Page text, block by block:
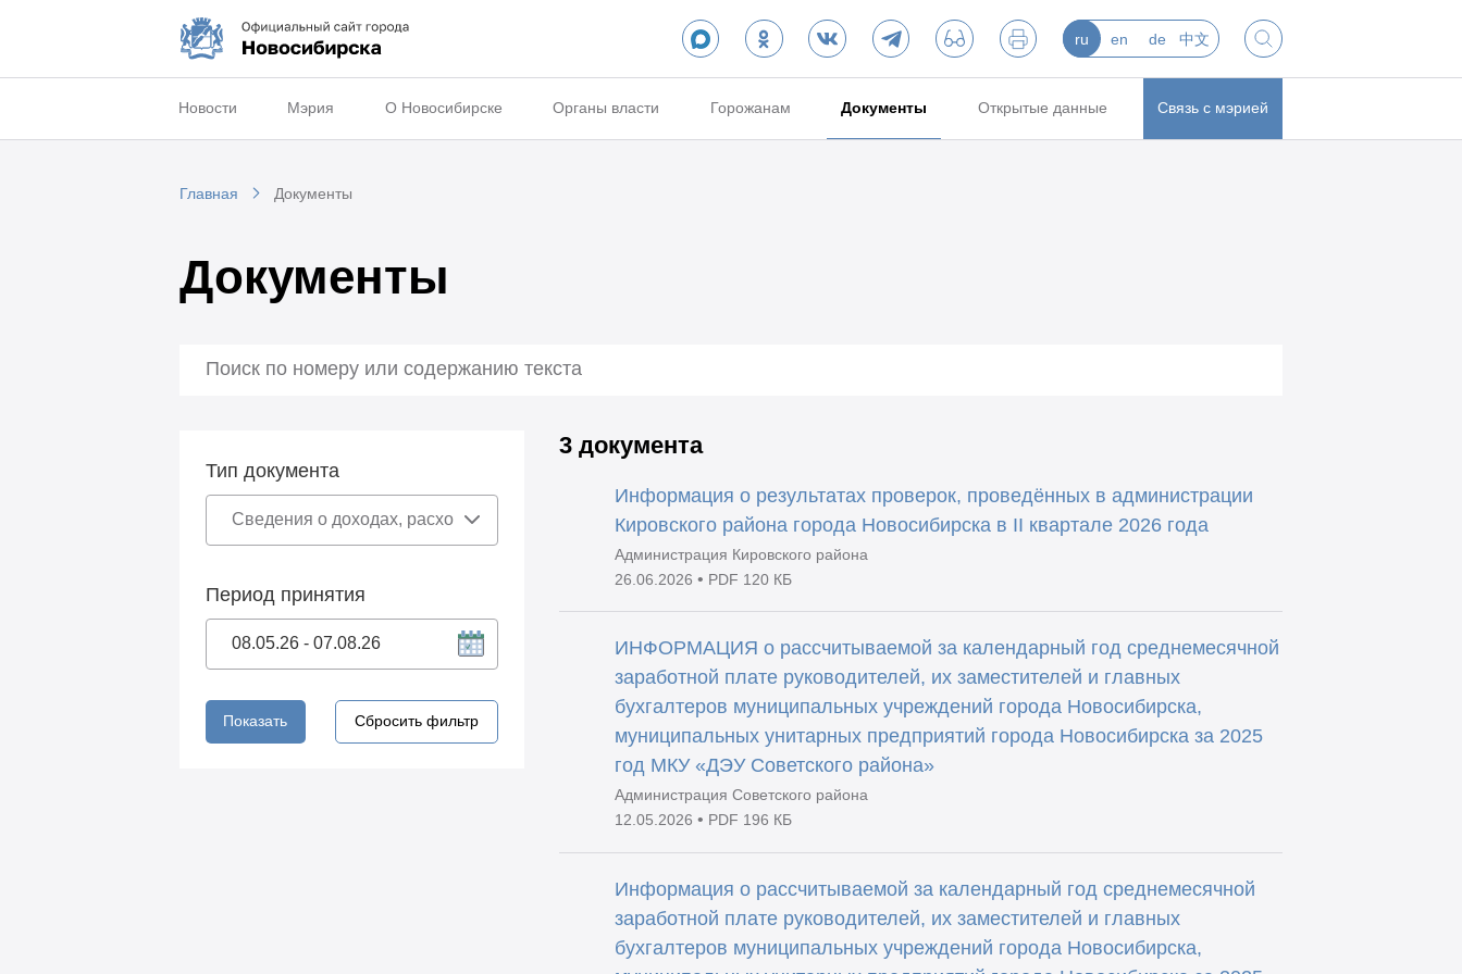
ru en de 中文
Новости Мэрия О Новосибирске Органы власти Горожанам Документы Открытые данные Связь с мэрией
Главная Документы
Документы
Тип документа
Период принятия
Показать Сбросить фильтр
3 документа
Информация о результатах проверок, проведённых в администрации
Кировского района города Новосибирска в II квартале 2026 года
Администрация Кировского района
26.06.2026 • PDF 120 КБ
ИНФОРМАЦИЯ о рассчитываемой за календарный год среднемесячной
заработной плате руководителей, их заместителей и главных
бухгалтеров муниципальных учреждений города Новосибирска,
муниципальных унитарных предприятий города Новосибирска за 2025
год МКУ «ДЭУ Советского района»
Администрация Советского района
12.05.2026 • PDF 196 КБ
Информация о рассчитываемой за календарный год среднемесячной
заработной плате руководителей, их заместителей и главных
бухгалтеров муниципальных учреждений города Новосибирска,